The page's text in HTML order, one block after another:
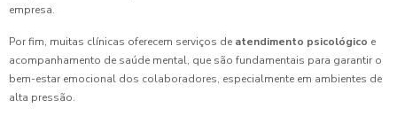
empresa.
Por fim, muitas clínicas oferecem serviços de atendimento psicológico e
acompanhamento de saúde mental, que são fundamentais para garantir o
bem-estar emocional dos colaboradores, especialmente em ambientes de
alta pressão.